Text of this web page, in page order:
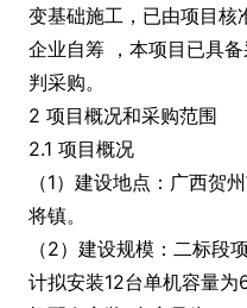
变基础施工，已由项目核
企业自筹 ，本项目已具
判采购。
2 项目概况和采购范围
2.1 项目概况
（1）建设地点：广西贺
将镇。
（2）建设规模：二标段
计拟安装12台单机容量